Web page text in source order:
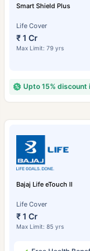
Smart Shield Plus
Life Cover
₹ 1 Cr
Max Limit: 79 yrs
Upto 15% discount
Bajaj Life eTouch II
Life Cover
₹ 1 Cr
Max Limit: 85 yrs